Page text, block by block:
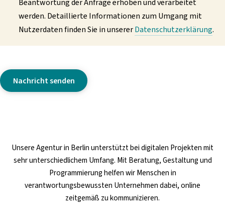
Beantwortung der Anfrage erhoben und verarbeitet
werden. Detaillierte Informationen zum Umgang mit
Nutzerdaten finden Sie in unsererDatenschutzerklärung.
Nachricht senden
UnsereAgentur in Berlinunterstützt bei digitalen Projekten mit
sehr unterschiedlichem Umfang. Mit Beratung, Gestaltung und
Programmierung helfen wir Menschen in
verantwortungsbewussten Unternehmen dabei, online
zeitgemäß zu kommunizieren.